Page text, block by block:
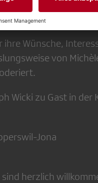
Jona. Wir
Wünsche,
von
Wicki zu Gast in der
Jona
herzlich